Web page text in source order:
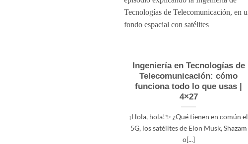
Ingeniería en Tecnologías de
Telecomunicación: cómo
funciona todo lo que usas |
4×27
¡Hola, hola!✨ ¿Qué tienen en común el
5G, los satélites de Elon Musk, Shazam
o[...]